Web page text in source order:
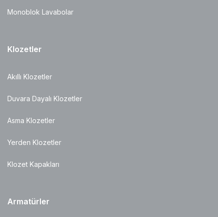
Monoblok Lavabolar
Klozetler
Akıllı Klozetler
Duvara Dayalı Klozetler
Asma Klozetler
Yerden Klozetler
Klozet Kapakları
Armatürler